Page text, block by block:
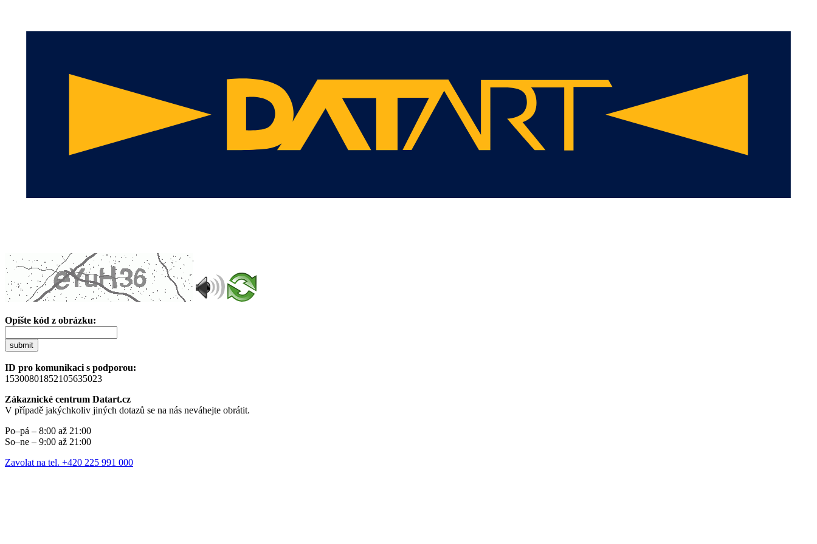
Opište kód z obrázku:
submit
ID pro komunikaci s podporou:
15300801852105635023
Zákaznické centrum Datart.cz
V případě jakýchkoliv jiných dotazů se na nás neváhejte obrátit.
Po–pá – 8:00 až 21:00
So–ne – 9:00 až 21:00
Zavolat na tel. +420 225 991 000